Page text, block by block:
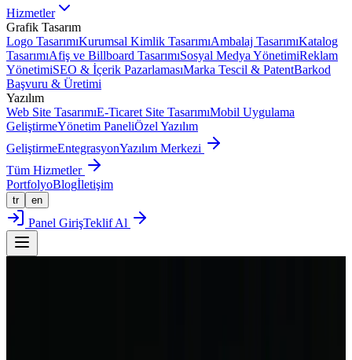
Hizmetler
Grafik Tasarım
Logo TasarımıKurumsal Kimlik TasarımıAmbalaj TasarımıKatalog
TasarımıAfiş ve Billboard TasarımıSosyal Medya YönetimiReklam
YönetimiSEO & İçerik PazarlamasıMarka Tescil & PatentBarkod
Başvuru & Üretimi
Yazılım
Web Site TasarımıE-Ticaret Site TasarımıMobil Uygulama
GeliştirmeYönetim PaneliÖzel Yazılım
GeliştirmeEntegrasyonYazılım Merkezi
Tüm Hizmetler
PortfolyoBlogİletişim
tr en
Panel GirişTeklif Al